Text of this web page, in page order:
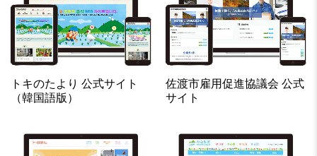
トキのたより 公式サイト
（韓国語版）
佐渡市雇用促進協議会 公式
サイト